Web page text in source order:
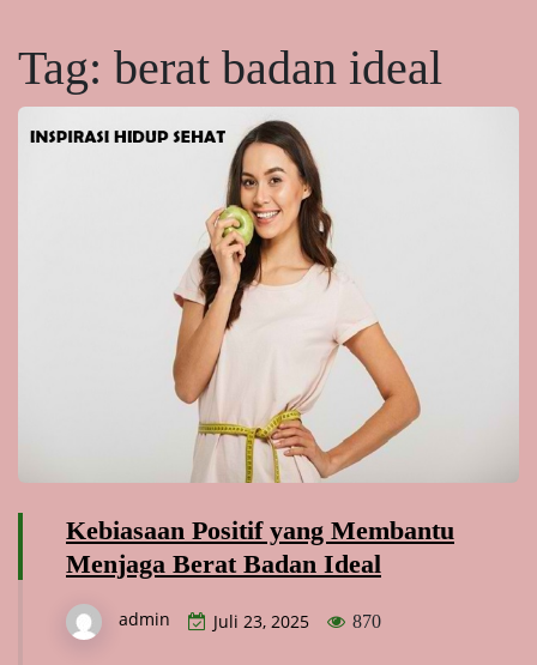
Tag: berat badan ideal
Kebiasaan Positif yang Membantu
Menjaga Berat Badan Ideal
admin Juli 23, 2025 870